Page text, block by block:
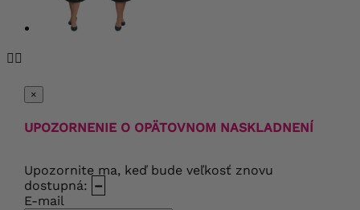
 
×
UPOZORNENIE O OPÄTOVNOM NASKLADNENÍ
Upozornite ma, keď bude veľkosť znovu
dostupná: –
E-mail